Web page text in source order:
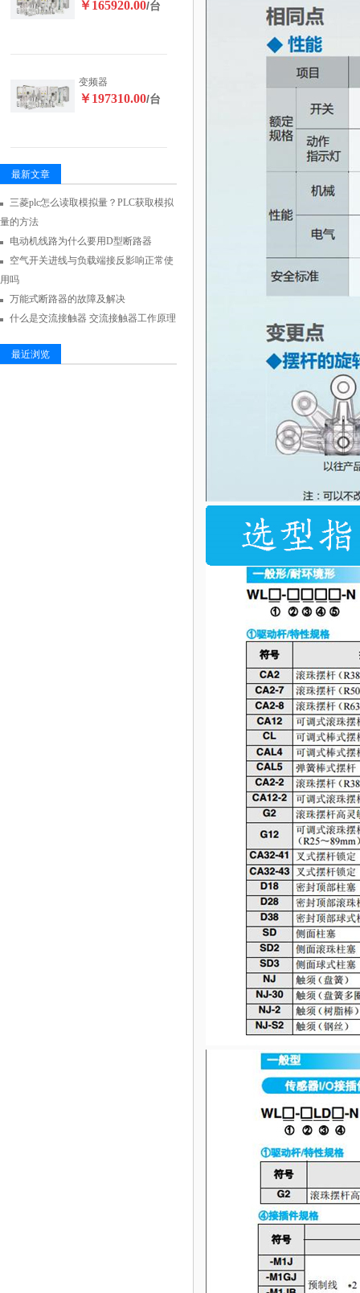
￥165920.00/台
变频器
￥197310.00/台
最新文章
三菱plc怎么读取模拟量？PLC获取模拟
量的方法
电动机线路为什么要用D型断路器
空气开关进线与负载端接反影响正常使
用吗
万能式断路器的故障及解决
什么是交流接触器 交流接触器工作原理
最近浏览